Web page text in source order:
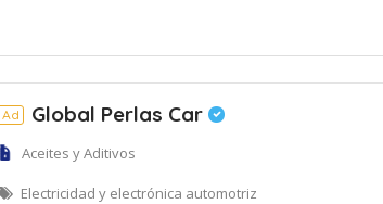
Ad Global Perlas Car
Aceites y Aditivos
Electricidad y electrónica automotriz